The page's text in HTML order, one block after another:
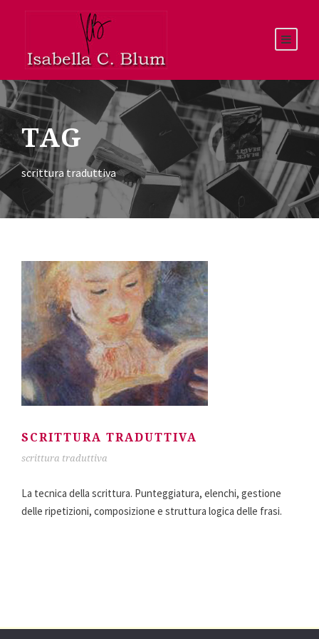
TAG
scrittura traduttiva
SCRITTURA TRADUTTIVA
scrittura traduttiva
La tecnica della scrittura. Punteggiatura, elenchi, gestione
delle ripetizioni, composizione e struttura logica delle frasi.